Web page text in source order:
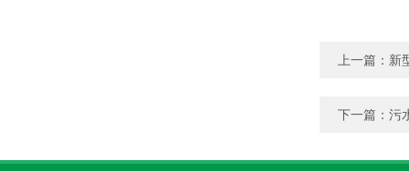
上一篇： 新
下一篇： 污